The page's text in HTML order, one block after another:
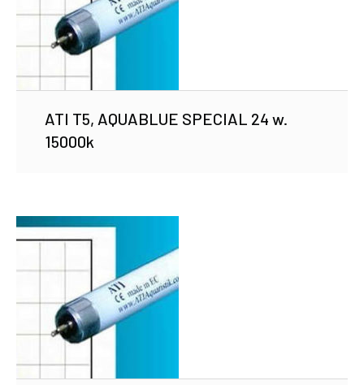
ATI T5, AQUABLUE SPECIAL 24 w.
15000k